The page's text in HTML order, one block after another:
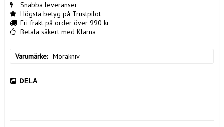
Snabba leveranser
Högsta betyg på Trustpilot
Fri frakt på order över 990 kr
Betala säkert med Klarna
Varumärke Morakniv
DELA